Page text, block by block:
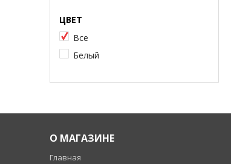
ЦВЕТ
Все
Белый
О МАГАЗИНЕ
Главная